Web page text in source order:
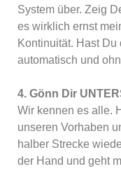
System über. Zeig
es wirklich ernst
Kontinuität. Hast
automatisch und
4. Gönn Dir
Wir kennen es alle.
unseren Vorhaben
halber Strecke
der Hand und geht